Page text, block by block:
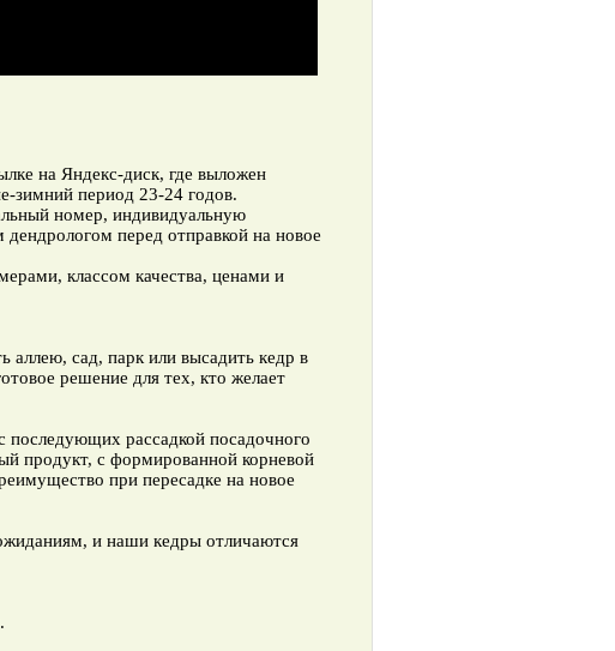
на Яндекс-диск, где выложен
зимний период 23-24 годов.
номер, индивидуальную
перед отправкой на новое
классом качества, ценами и
аллею, сад, парк или высадить кедр в
решение для тех, кто желает
рассадкой посадочного
продукт, с формированной корневой
при пересадке на новое
и наши кедры отличаются